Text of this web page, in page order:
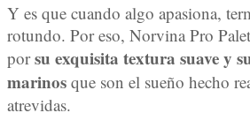
Y es que cuando algo apasiona,
rotundo. Por eso, Norvina Pro
porsu exquisita textura suave y
marinos que son el sueño hecho
atrevidas.